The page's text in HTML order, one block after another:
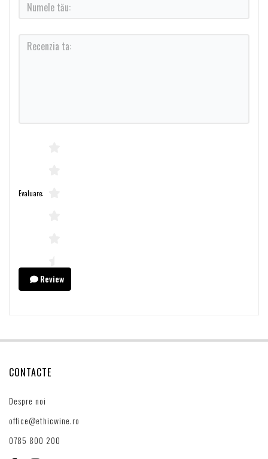
Evaluare:
Review
CONTACTE
Despre noi
office@ethicwine.ro
0785 800 200